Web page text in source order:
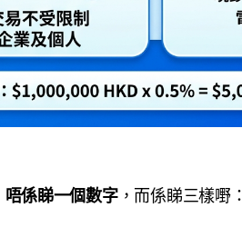
唔係睇一個數字，而係睇三樣嘢：